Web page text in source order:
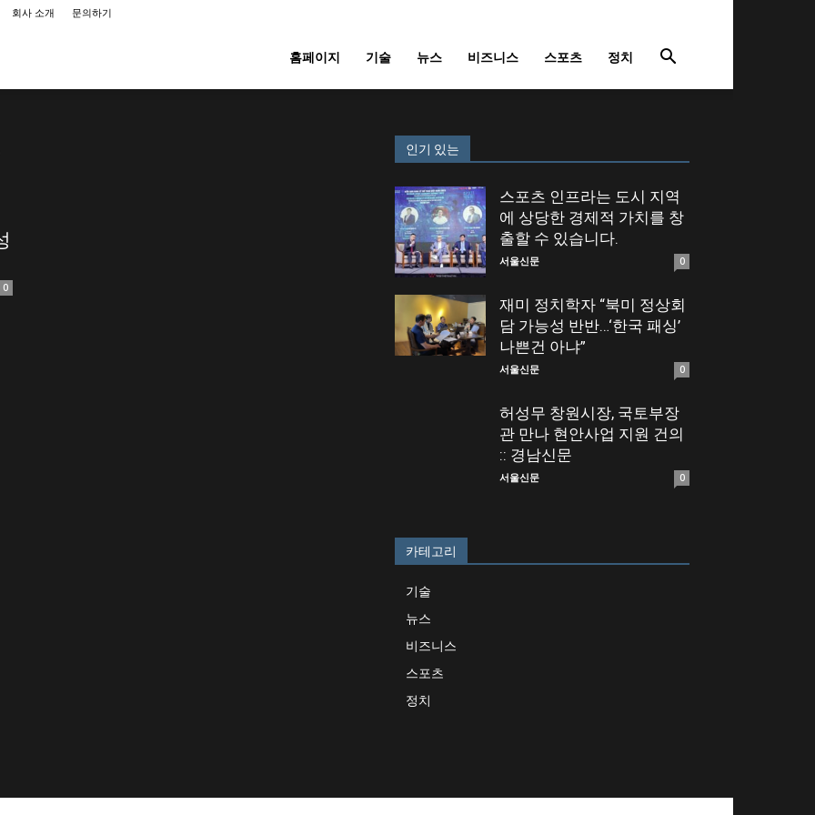
회사 소개 문의하기
홈페이지 기술 뉴스 비즈니스 스포츠 정치
0
인기 있는
스포츠 인프라는 도시 지역
에 상당한 경제적 가치를 창
출할 수 있습니다.
서울신문 0
재미 정치학자 “북미 정상회
담 가능성 반반…‘한국 패싱’
나쁜건 아냐”
서울신문 0
허성무 창원시장, 국토부장
관 만나 현안사업 지원 건의
:: 경남신문
서울신문 0
카테고리
기술
뉴스
비즈니스
스포츠
정치